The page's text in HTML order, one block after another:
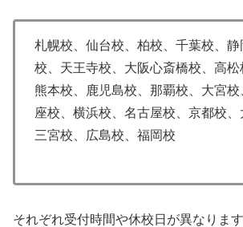
札幌校、仙台校、柏校、千葉校、
校、天王寺校、大阪心斎橋校、高松
熊本校、鹿児島校、那覇校、大宮
座校、横浜校、名古屋校、京都校、
三宮校、広島校、福岡校
それぞれ受付時間や休校日が異なりま